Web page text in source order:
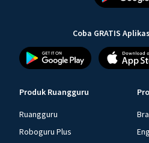
Coba GRATIS
Produk Ruangguru
Ruangguru
Roboguru Plus